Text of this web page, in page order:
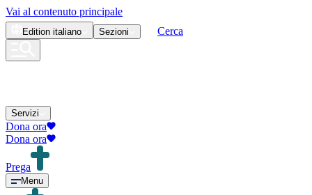
Vai al contenuto principale
Edition italiano Sezioni Cerca
Servizi
Dona ora
Dona ora
Prega
Menu